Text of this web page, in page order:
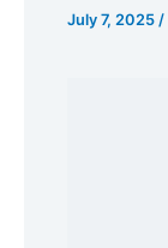
July 7, 2025 /